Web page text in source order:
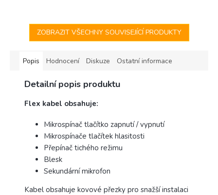
Apple...
ZOBRAZIT VŠECHNY SOUVISEJÍCÍ PRODUKTY
Popis Hodnocení Diskuze Ostatní informace
Detailní popis produktu
Flex kabel obsahuje:
Mikrospínač tlačítko zapnutí / vypnutí
Mikrospínače tlačítek hlasitosti
Přepínač tichého režimu
Blesk
Sekundární mikrofon
Kabel obsahuje kovové přezky pro snažší instalaci